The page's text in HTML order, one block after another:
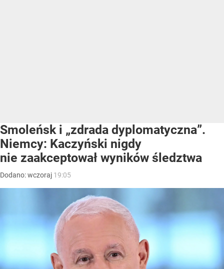
Smoleńsk i „zdrada dyplomatyczna”.
Niemcy: Kaczyński nigdy
nie zaakceptował wyników śledztwa
Dodano:wczoraj 19:05